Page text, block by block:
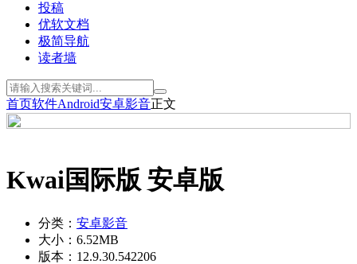
投稿
优软文档
极简导航
读者墙
首页软件Android安卓影音正文
Kwai国际版 安卓版
分类： 安卓影音
大小： 6.52MB
版本： 12.9.30.542206